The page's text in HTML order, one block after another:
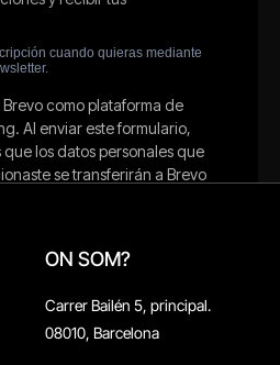
ON SOM?
Carrer Bailén 5, principal.
08010, Barcelona